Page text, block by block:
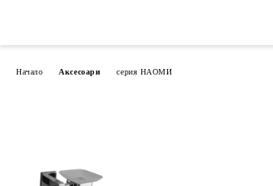
Начало Аксесоари серия НАОМИ